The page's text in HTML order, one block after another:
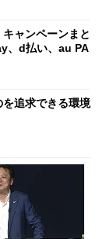
ャンペーンまと
、d払い、au PA
を追求できる環境